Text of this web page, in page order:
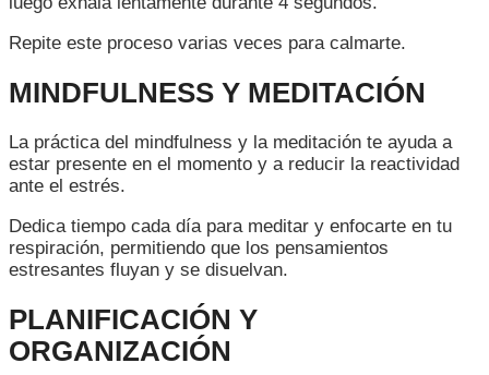
Repite este proceso varias veces para calmarte.
MINDFULNESS Y MEDITACIÓN
La práctica del mindfulness y la meditación te ayuda a
estar presente en el momento y a reducir la reactividad
ante el estrés.
Dedica tiempo cada día para meditar y enfocarte en tu
respiración, permitiendo que los pensamientos
estresantes fluyan y se disuelvan.
PLANIFICACIÓN Y
ORGANIZACIÓN